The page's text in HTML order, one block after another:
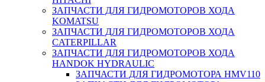
ЗАПЧАСТИ ДЛЯ ГИДРОМОТОРОВ ХОДА
KOMATSU
ЗАПЧАСТИ ДЛЯ ГИДРОМОТОРОВ ХОДА
CATERPILLAR
ЗАПЧАСТИ ДЛЯ ГИДРОМОТОРОВ ХОДА
HANDOK HYDRAULIC
ЗАПЧАСТИ ДЛЯ ГИДРОМОТОРА HMV110